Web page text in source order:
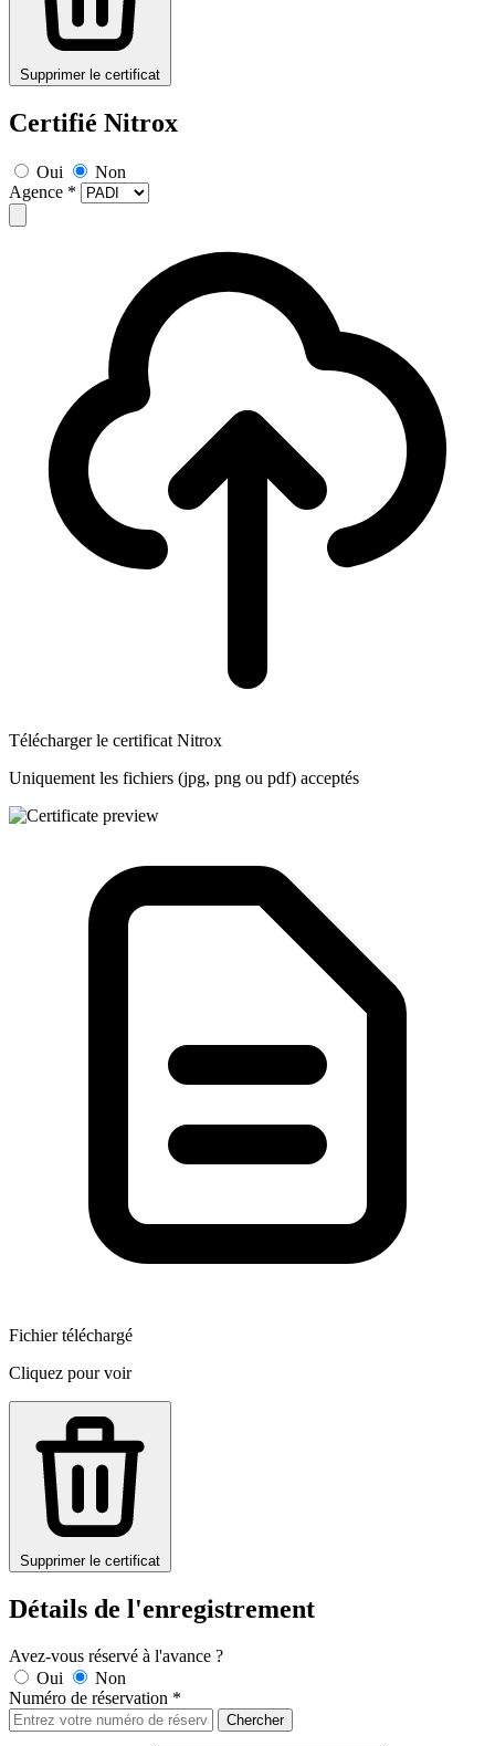
Supprimer le certificat
Certifié Nitrox
Oui
Non
Agence *
Télécharger le certificat Nitrox
Uniquement les fichiers (jpg, png ou pdf) acceptés
Fichier téléchargé
Cliquez pour voir
Supprimer le certificat
Détails de l'enregistrement
Avez-vous réservé à l'avance ?
Oui
Non
Numéro de réservation *
Chercher